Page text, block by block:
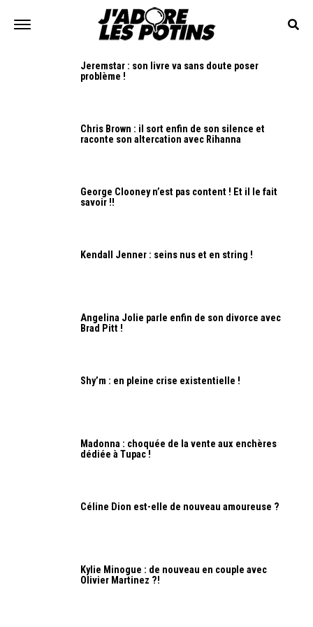
Jeremstar : son livre va sans doute poser
problème !
Chris Brown : il sort enfin de son silence et
raconte son altercation avec Rihanna
George Clooney n’est pas content ! Et il le fait
savoir !!
Kendall Jenner : seins nus et en string !
Angelina Jolie parle enfin de son divorce avec
Brad Pitt !
Shy’m : en pleine crise existentielle !
Madonna : choquée de la vente aux enchères
dédiée à Tupac !
Céline Dion est-elle de nouveau amoureuse ?
Kylie Minogue : de nouveau en couple avec
Olivier Martinez ?!